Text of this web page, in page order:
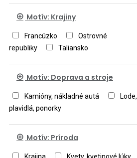
Motív: Krajiny
Francúzko
Ostrovné
republiky
Taliansko
Motív: Doprava a stroje
Kamióny, nákladné autá
Lode,
plavidlá, ponorky
Motív: Príroda